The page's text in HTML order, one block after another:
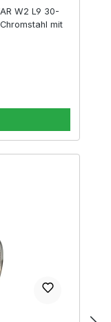
W2 L9 30-
mit